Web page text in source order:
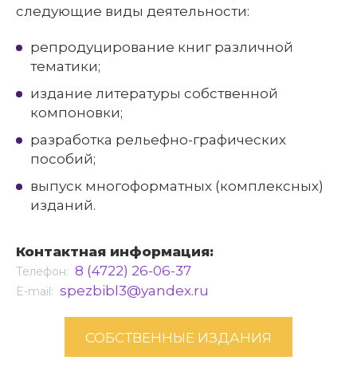
следующие виды деятельности:
репродуцирование книг различной
тематики;
издание литературы собственной
компоновки;
разработка рельефно-графических
пособий;
выпуск многоформатных (комплексных)
изданий.
Контактная информация:
Телефон: 8 (4722) 26-06-37
E-mail: spezbibl3@yandex.ru
СОБСТВЕННЫЕ ИЗДАНИЯ